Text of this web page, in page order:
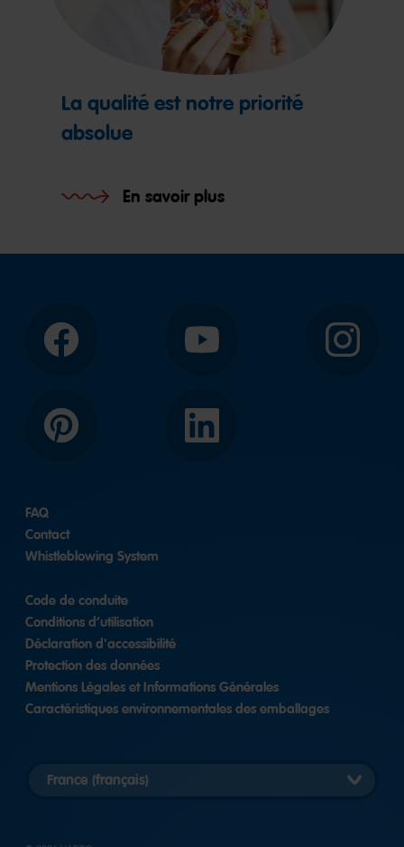
La qualité est notre priorité
absolue
En savoir plus
Facebook YouTube Instagram
Pinterest LinkedIn
FAQ
Contact
Whistleblowing System
Code de conduite
Conditions d’utilisation
Déclaration d'accessibilité
Protection des données
Mentions Légales et Informations Générales
Caractéristiques environnementales des emballages
auswählen